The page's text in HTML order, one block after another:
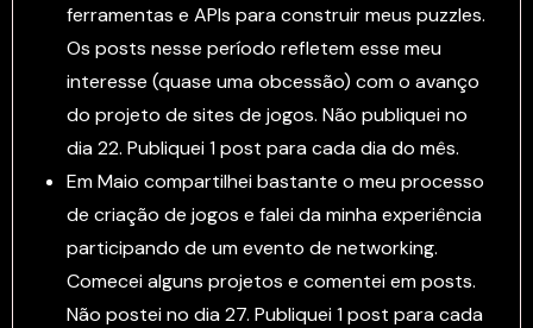
ferramentas e APIs para construir meus puzzles.
Os posts nesse período refletem esse meu
interesse (quase uma obcessão) com o avanço
do projeto de sites de jogos. Não publiquei no
dia 22. Publiquei 1 post para cada dia do mês.
Em Maio compartilhei bastante o meu processo
de criação de jogos e falei da minha experiência
participando de um evento de networking.
Comecei alguns projetos e comentei em posts.
Não postei no dia 27. Publiquei 1 post para cada